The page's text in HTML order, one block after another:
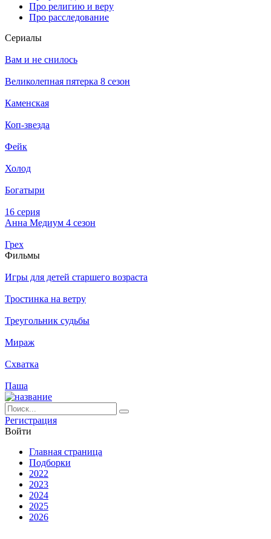
Про религию и веру
Про расследование
Се­риа­лы
Вам и не снилось
Великолепная пятерка 8 сезон
Каменская
Коп-звезда
Фейк
Холод
Богатыри
16 серия
Анна Медиум 4 сезон
Грех
Филь­мы
Игры для детей старшего возраста
Тростинка на ветру
Треугольник судьбы
Мираж
Схватка
Паша
Ре­ги­ст­ра­ция
Вой­ти
Глав­ная стра­ни­ца
Подборки
2022
2023
2024
2025
2026